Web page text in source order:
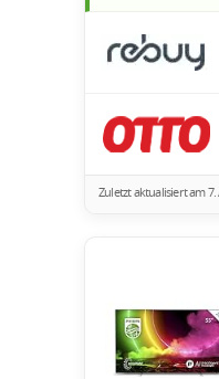
Zuletzt aktualisiert am